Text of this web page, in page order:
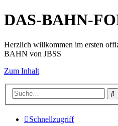
DAS-BAHN-
Herzlich willkommen im ersten
BAHN von JBSS
Zum Inhalt
Schnellzugriff